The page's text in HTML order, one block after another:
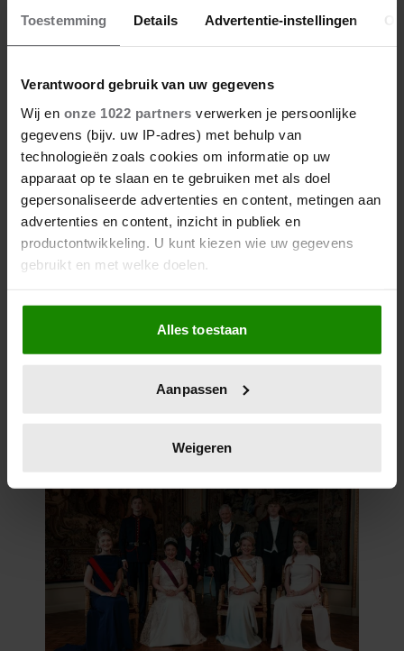
Toestemming Details Advertentie-instellingen
Verantwoord gebruik van uw gegevens
Wij en onze 1022 partners verwerken je persoonlijke
gegevens (bijv. uw IP-adres) met behulp van
technologieën zoals cookies om informatie op uw
apparaat op te slaan en te gebruiken met als doel
gepersonaliseerde advertenties en content, metingen aan
advertenties en content, inzicht in publiek en
productontwikkeling. U kunt kiezen wie uw gegevens
gebruikt en met welke doelen.
Als u het toestaat, willen we ook graag:
Informatie verzamelen over uw geografische
locatie, die tot een paar meter nauwkeurig kan zijn
scannen op specifieke eigenschappen (fingerprinting)
verwerkt en stel uw voorkeuren in het
intrekken in de Cookieverklaring.
We gebruiken cookies om content en advertenties te
personaliseren, om functies voor social media te bieden
en om ons websiteverkeer te analyseren. Ook delen we
informatie over uw gebruik van onze site met onze
partners voor social media, adverteren en analyse. Deze
partners kunnen deze gegevens combineren met andere
Alles toestaan
Aanpassen
Weigeren